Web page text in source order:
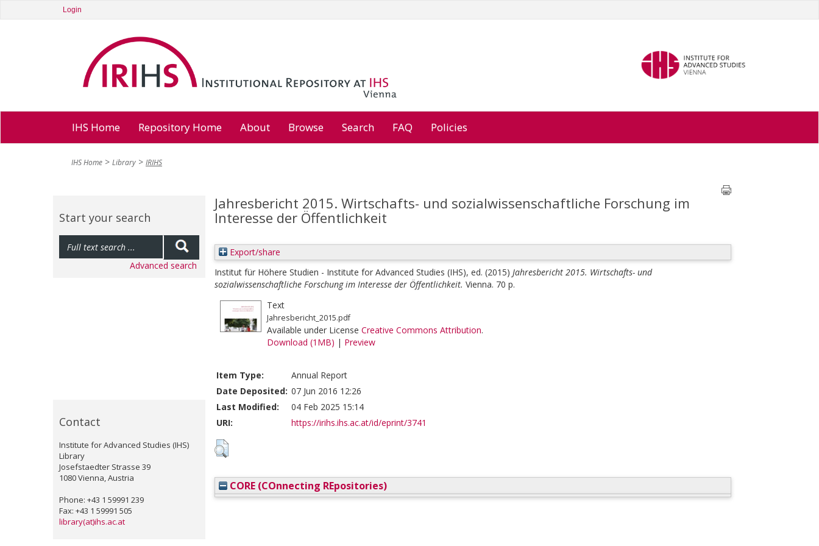
Login
IHS Home Repository Home About Browse Search FAQ Policies
IHS Home Library IRIHS
Start your search
Advanced search
Contact
Institute for Advanced Studies (IHS)
Library
Josefstaedter Strasse 39
1080 Vienna, Austria
Phone: +43 1 59991 239
Fax: +43 1 59991 505
library(at)ihs.ac.at
Jahresbericht 2015. Wirtschafts- und sozialwissenschaftliche Forschung im
Interesse der Öffentlichkeit
Export/share
Institut für Höhere Studien - Institute for Advanced Studies (IHS), ed. (2015) Jahresbericht 2015. Wirtschafts- und
sozialwissenschaftliche Forschung im Interesse der Öffentlichkeit. Vienna. 70 p.
Text
Jahresbericht_2015.pdf
Available under License Creative Commons Attribution.
Download (1MB) | Preview
Item Type:
Annual Report
Date Deposited: 07 Jun 2016 12:26
Last Modified:
04 Feb 2025 15:14
URI:
https://irihs.ihs.ac.at/id/eprint/3741
CORE (COnnecting REpositories)